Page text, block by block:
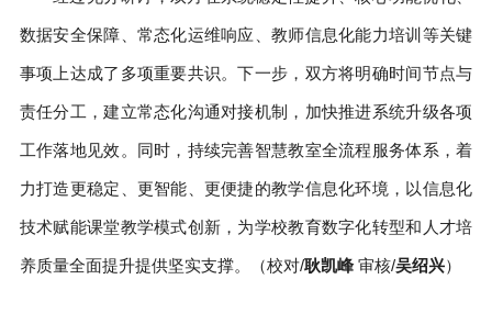
数据安全保障、常态化运维响应、教师信息化能力培训等关键
事项上达成了多项重要共识。下一步，双方将明确时间节点与
责任分工，建立常态化沟通对接机制，加快推进系统升级各项
工作落地见效。同时，持续完善智慧教室全流程服务体系，着
力打造更稳定、更智能、更便捷的教学信息化环境，以信息化
技术赋能课堂教学模式创新，为学校教育数字化转型和人才培
养质量全面提升提供坚实支撑。（校对/耿凯峰审核/吴绍兴）